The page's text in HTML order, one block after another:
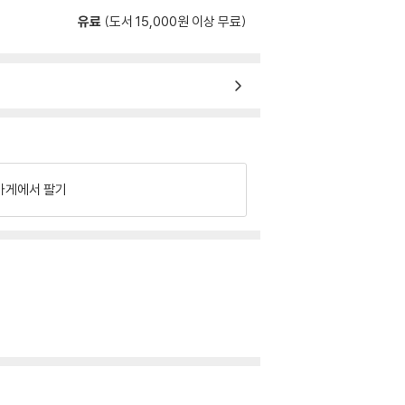
유료 (도서 15,000원 이상 무료)
게에서 팔기